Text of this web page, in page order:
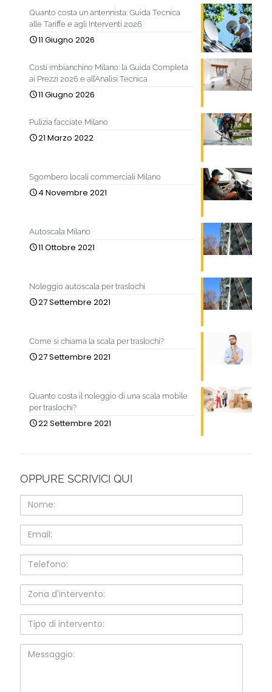
Quanto costa un antennista: Guida Tecnica
alle Tariffe e agli Interventi 2026
11 Giugno 2026
Costi imbianchino Milano: la Guida Completa
ai Prezzi 2026 e all’Analisi Tecnica
11 Giugno 2026
Pulizia facciate Milano
21 Marzo 2022
Sgombero locali commerciali Milano
4 Novembre 2021
Autoscala Milano
11 Ottobre 2021
Noleggio autoscala per traslochi
27 Settembre 2021
Come si chiama la scala per traslochi?
27 Settembre 2021
Quanto costa il noleggio di una scala mobile
per traslochi?
22 Settembre 2021
OPPURE SCRIVICI QUI
Nome:
Email:
Telefono:
Zona
d'intervento:
Tipo
intervento:
Messaggio: